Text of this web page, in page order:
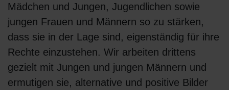
Mädchen und Jungen, Jugendlichen sowie
jungen Frauen und Männern so zu stärken,
dass sie in der Lage sind, eigenständig für ihre
Rechte einzustehen. Wir arbeiten drittens
gezielt mit Jungen und jungen Männern und
ermutigen sie, alternative und positive Bilder